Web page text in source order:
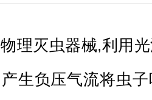
理灭虫器械,利用
生负压气流将虫